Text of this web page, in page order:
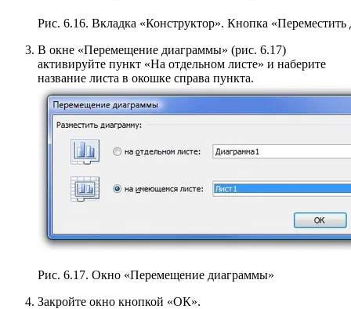
Рис. 6.16. Вкладка «Конструктор». Кнопка «Переместить
В окне «Перемещение диаграммы» (рис. 6.17)
активируйте пункт «На отдельном листе» и наберите
название листа в окошке справа пункта.
Рис. 6.17. Окно «Перемещение диаграммы»
Закройте окно кнопкой «ОК».